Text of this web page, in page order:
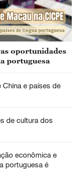
oportunidades
portuguesa
e países de
de cultura dos
econômica e
portuguesa é